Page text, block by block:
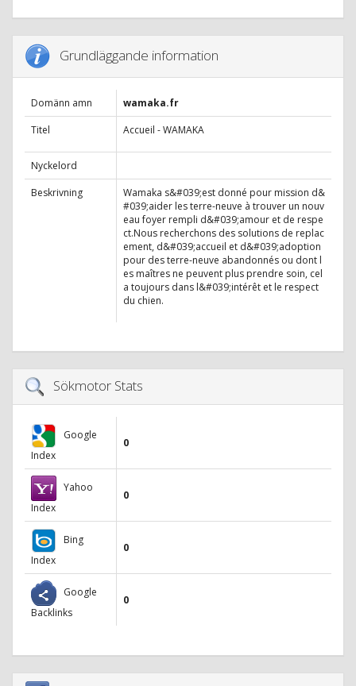
Grundläggande information
Domänn amn
wamaka.fr
Titel
Accueil - WAMAKA
Nyckelord
Beskrivning
Wamaka s&#039;est donné pour mission d&
#039;aider les terre-neuve à trouver un nouv
eau foyer rempli d&#039;amour et de respe
ct.Nous recherchons des solutions de replac
ement, d&#039;accueil et d&#039;adoption
pour des terre-neuve abandonnés ou dont l
es maîtres ne peuvent plus prendre soin, cel
a toujours dans l&#039;intérêt et le respect
du chien.
Sökmotor Stats
Google
Index
0
Yahoo
Index
0
Bing
Index
0
Google
Backlinks
0